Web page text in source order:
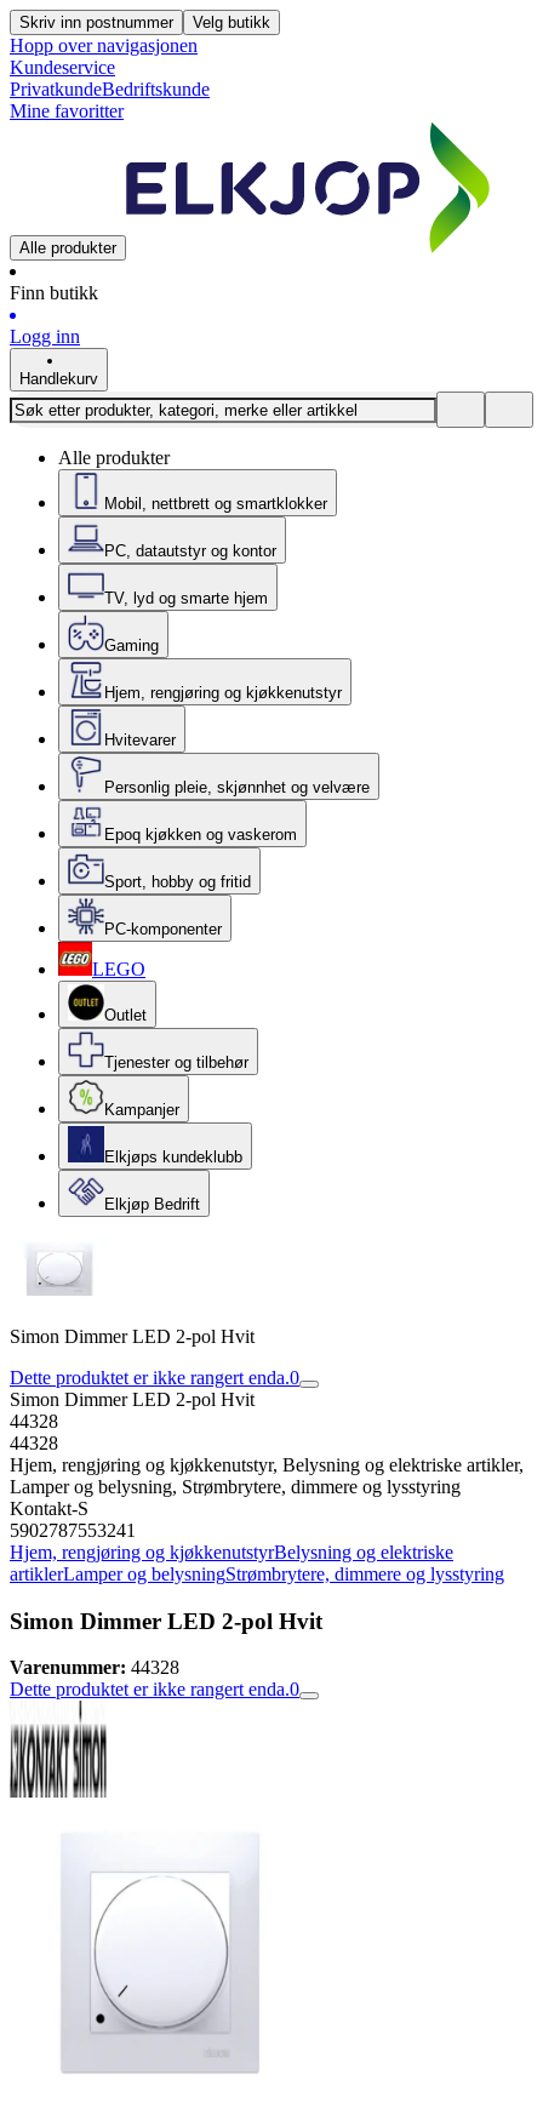
Skriv inn postnummer Velg butikk
Hopp over navigasjonen
Kundeservice
PrivatkundeBedriftskunde
Mine favoritter
Alle produkter
Finn butikk
Logg inn
Handlekurv
Alle produkter
Mobil, nettbrett og smartklokker
PC, datautstyr og kontor
TV, lyd og smarte hjem
Gaming
Hjem, rengjøring og kjøkkenutstyr
Hvitevarer
Personlig pleie, skjønnhet og velvære
Epoq kjøkken og vaskerom
Sport, hobby og fritid
PC-komponenter
LEGO
Outlet
Tjenester og tilbehør
Kampanjer
Elkjøps kundeklubb
Elkjøp Bedrift
Simon Dimmer LED 2-pol Hvit
Dette produktet er ikke rangert enda.0
Simon Dimmer LED 2-pol Hvit
44328
44328
Hjem, rengjøring og kjøkkenutstyr, Belysning og elektriske artikler,
Lamper og belysning, Strømbrytere, dimmere og lysstyring
Kontakt-S
5902787553241
Hjem, rengjøring og kjøkkenutstyrBelysning og elektriske
artiklerLamper og belysningStrømbrytere, dimmere og lysstyring
Simon Dimmer LED 2-pol Hvit
Varenummer: 44328
Dette produktet er ikke rangert enda.0